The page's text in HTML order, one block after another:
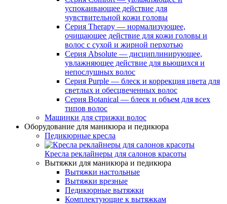
успокаивающее действие для
чувствительной кожи головы
Серия Therapy — нормализующее,
очищающее действие для кожи головы и
волос с сухой и жирной перхотью
Серия Absolute — дисциплинирующее,
увлажняющее действие для вьющихся и
непослушных волос
Серия Purple — блеск и коррекция цвета для
светлых и обесцвеченных волос
Серия Botanical — блеск и объем для всех
типов волос
Машинки для стрижки волос
Оборудование для маникюра и педикюра
Педикюрные кресла
Кресла реклайнеры для салонов красоты
Вытяжки для маникюра и педикюра
Вытяжки настольные
Вытяжки врезные
Педикюрные вытяжки
Комплектующие к вытяжкам